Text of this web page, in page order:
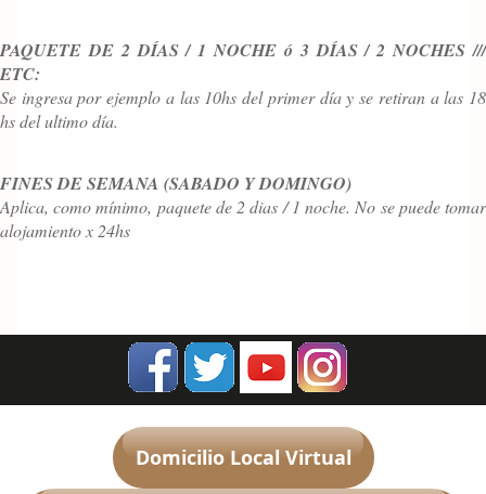
PAQUETE DE 2 DÍAS / 1 NOCHE ó 3 DÍAS / 2 NOCHES ///
ETC:
Se ingresa por ejemplo a las 10hs del primer día y se retiran a las 18
hs del ultimo día.
FINES DE SEMANA (SABADO Y DOMINGO)
Aplica, como mínimo, paquete de 2 dias / 1 noche. No se puede tomar
alojamiento x 24hs
Domicilio Local Virtual